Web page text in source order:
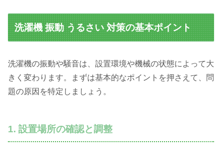
洗濯機 振動 うるさい 対策の基本ポイント
洗濯機の振動や騒音は、設置環境や機械の状態によって大
きく変わります。まずは基本的なポイントを押さえて、問
題の原因を特定しましょう。
1. 設置場所の確認と調整